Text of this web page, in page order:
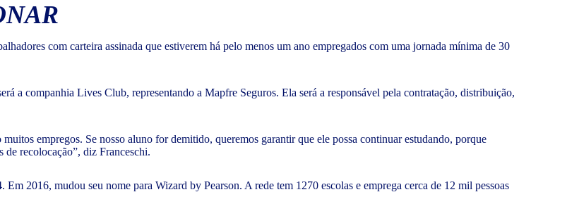
com carteira assinada que estiverem há pelo menos um ano empregados com uma jornada mínima de 30
a companhia Lives Club, representando a Mapfre Seguros. Ela será a responsável pela contratação, distribuição,
empregos. Se nosso aluno for demitido, queremos garantir que ele possa continuar estudando, porque
de recolocação”, diz Franceschi.
Em 2016, mudou seu nome para Wizard by Pearson. A rede tem 1270 escolas e emprega cerca de 12 mil pessoas